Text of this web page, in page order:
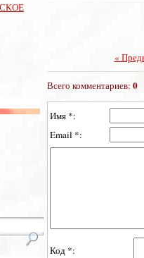
«
Всего комментариев: 0
Имя *:
Email *:
Код *: